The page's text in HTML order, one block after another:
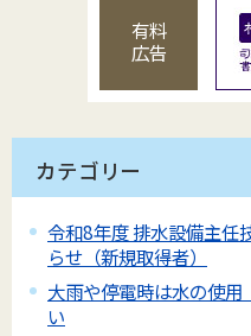
有料
広告
カテゴリー
令和8年度 排水設備主任
らせ（新規取得者）
大雨や停電時は水の使
い